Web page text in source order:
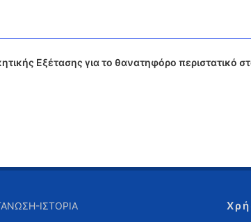
Εξέτασης για το θανατηφόρο περιστατικό
ΙΣΤΟΡΙΑ